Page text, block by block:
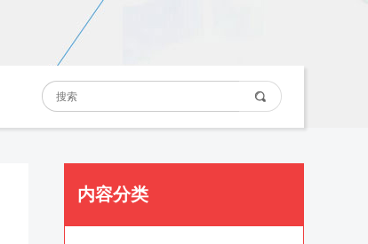
内容分类